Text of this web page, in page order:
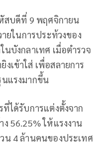
สบดีที่ 9 พฤศจิกายน
ยในการประท้วงของ
นบังกลาเทศ เมื่อตำรวจ
เข้าใส่ เพื่อสลายการ
แรงมากขึ้น
ได้รับการแต่งตั้งจาก
56.25% ให้แรงงาน
น 4 ล้านคนของประเทศ